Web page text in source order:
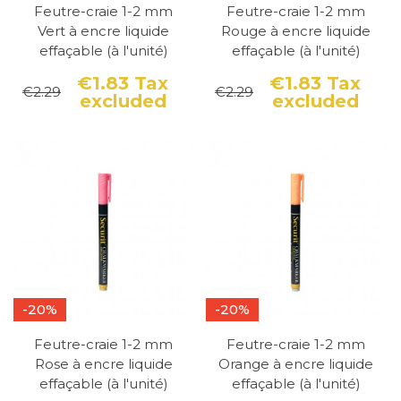
peuvent être exposés aux intempéries.
Les feutres craie waterproof sont disponibles
dans une variété de couleurs vives, y compris
le blanc, le jaune, le rose, le rouge, le vert, le
chiffon humide.
Ces feutres craie waterproof sont idéaux pour
une utilisation dans des environnements
humides, tels que les restaurants en bord de
mer, les cafés extérieurs et les événements en
plein air. Ils sont également très utiles pour les
projets artistiques à long terme, car ils ne se
décolorent pas ou ne s'effacent pas avec le
Feutre-craie 1-2 mm
Vert à encre liquide
effaçable (à l'unité)
Price
€1.83 Tax
excluded
Regular price
€2.29
Feutre-craie 1-2 mm
Rouge à encre liquide
effaçable (à l'unité)
€1.83 Tax
excluded
€2.29
-20%
Feutre-craie 1-2 mm
Rose à encre liquide
effaçable (à l'unité)
-20%
Feutre-craie 1-2 mm
Orange à encre liquide
effaçable (à l'unité)